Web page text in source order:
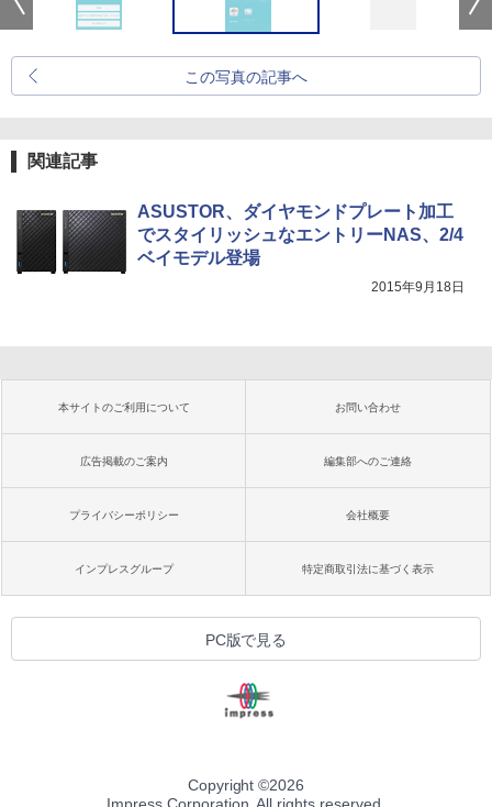
この写真の記事へ
関連記事
ASUSTOR、ダイヤモンドプレート加工
でスタイリッシュなエントリーNAS、2/4
ベイモデル登場
2015年9月18日
本サイトのご利用について お問い合わせ
広告掲載のご案内 編集部へのご連絡
プライバシーポリシー 会社概要
インプレスグループ 特定商取引法に基づく表示
PC版で見る
Copyright ©2026